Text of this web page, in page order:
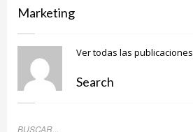
Marketing
Ver todas las publicaciones
Search